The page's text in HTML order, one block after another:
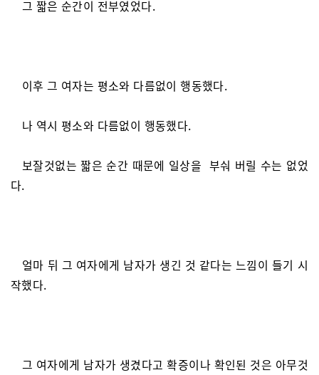
그 짧은 순간이 전부였었다.
이후 그 여자는 평소와 다름없이 행동했다.
나 역시 평소와 다름없이 행동했다.
보잘것없는 짧은 순간 때문에 일상을 부숴 버릴 수는 없었
다.
얼마 뒤 그 여자에게 남자가 생긴 것 같다는 느낌이 들기 시
작했다.
그 여자에게 남자가 생겼다고 확증이나 확인된 것은 아무것